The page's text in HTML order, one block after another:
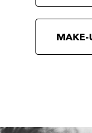
MAKE-